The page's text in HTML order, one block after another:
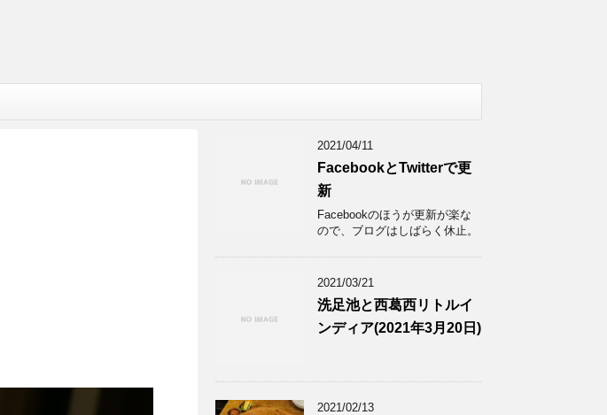
2021/04/11
FacebookとTwitterで更
新
Facebookのほうが更新が楽な
ので、ブログはしばらく休止。
2021/03/21
洗足池と西葛西リトルイ
ンディア(2021年3月20日)
2021/02/13